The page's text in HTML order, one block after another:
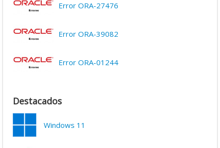
Error ORA-27476
Error ORA-39082
Error ORA-01244
Destacados
Windows 11